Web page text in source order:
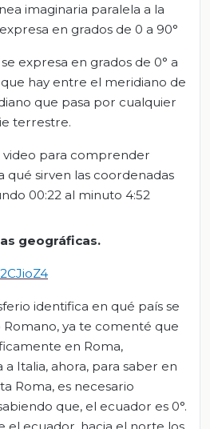
imaginaria paralela a la
en grados de 0 a 90°
expresa en grados de 0° a
que hay entre el meridiano de
que pasa por cualquier
terrestre.
video para comprender
qué sirven las coordenadas
00:22 al minuto 4:52
geográficas.
identifica en qué país se
Romano, ya te comenté que
en Roma,
Italia, ahora, para saber en
Roma, es necesario
que, el ecuador es 0°.